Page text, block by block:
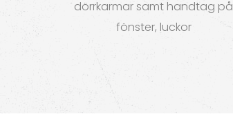
dörrkarmar samt handtag på
fönster, luckor